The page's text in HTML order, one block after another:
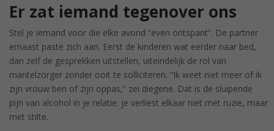
Er zat iemand tegenover ons
Stel je iemand voor die elke avond “even ontspant”. De partner
ernaast paste zich aan. Eerst de kinderen wat eerder naar bed,
dan zelf de gesprekken uitstellen, uiteindelijk de rol van
mantelzorger zonder ooit te solliciteren. “Ik weet niet meer of ik
zijn vrouw ben of zijn oppas,” zei diegene. Dat is de sluipende
pijn van alcohol in je relatie: je verliest elkaar niet met ruzie, maar
met stilte.